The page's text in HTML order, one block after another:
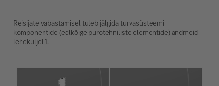
Reisijate vabastamisel tuleb jälgida turvasüsteemi
komponentide (eelkõige pürotehniliste elementide) andmeid
leheküljel 1.